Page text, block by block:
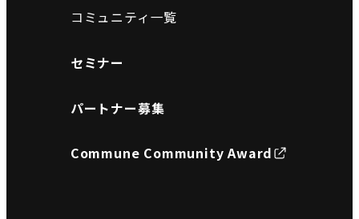
コミュニティ一覧
セミナー
パートナー募集
Commune Community Award